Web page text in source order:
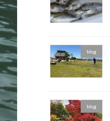
blog
blog